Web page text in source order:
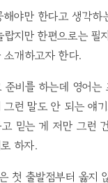
야만 한다고 생각
지만 한편으로는 필
개하고자 한다.
비를 하는데 영어
런 말도 안 되는 얘
믿는 게 저만 그런
하자.
첫 출발점부터 옳지